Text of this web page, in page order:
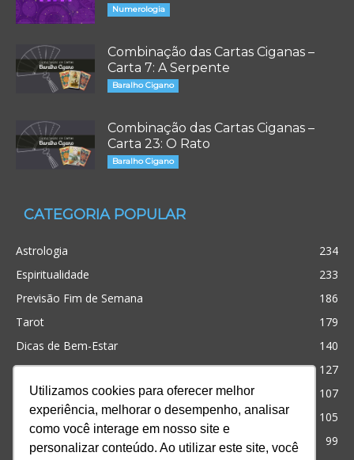
Utilizamos cookies para oferecer melhor
experiência, melhorar o desempenho, analisar
como você interage em nosso site e
personalizar conteúdo. Ao utilizar este site, você
Numerologia
Combinação das Cartas Ciganas –
Carta 7: A Serpente
Baralho Cigano
Combinação das Cartas Ciganas –
Carta 23: O Rato
Baralho Cigano
CATEGORIA POPULAR
Astrologia
234
Espiritualidade
233
Previsão Fim de Semana
186
Tarot
179
Dicas de Bem-Estar
140
Cristianismo
127
Simpatias
107
Significado dos sonhos
105
99